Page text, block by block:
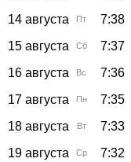
14 августа
Пт 7:38
15 августа
Сб 7:37
16 августа
Вс 7:36
17 августа
Пн 7:35
18 августа
Вт 7:33
19 августа
Ср 7:32